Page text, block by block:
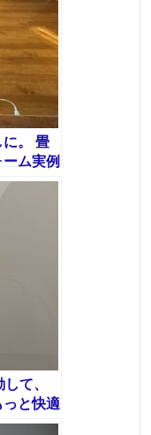
。 畳
ム実例
て、
と快適